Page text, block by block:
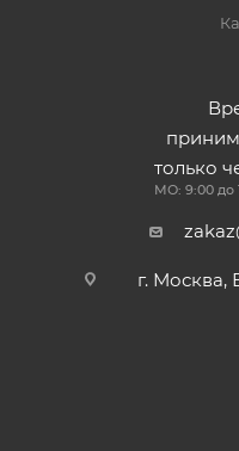
только
МО: 9:00 до
г. Москва,